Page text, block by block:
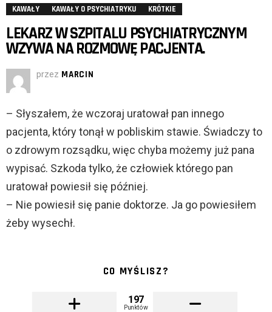
KAWAŁY KAWAŁY O PSYCHIATRYKU KRÓTKIE
LEKARZ W SZPITALU PSYCHIATRYCZNYM
WZYWA NA ROZMOWĘ PACJENTA.
przez MARCIN
– Słyszałem, że wczoraj uratował pan innego
pacjenta, który tonął w pobliskim stawie. Świadczy to
o zdrowym rozsądku, więc chyba możemy już pana
wypisać. Szkoda tylko, że człowiek którego pan
uratował powiesił się później.
– Nie powiesił się panie doktorze. Ja go powiesiłem
żeby wysechł.
CO MYŚLISZ?
197
Punktów